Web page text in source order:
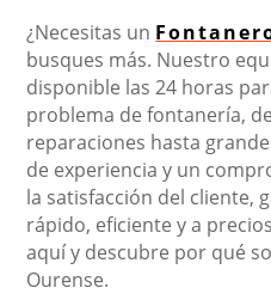
¿Necesitas un
busques más. Nuestro
disponible las 24 horas
problema de fontanería,
reparaciones hasta
de experiencia y un
la satisfacción del cliente,
rápido, eficiente y a
aquí y descubre por qué
Ourense.